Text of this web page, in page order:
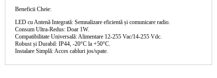
Beneficii Cheie:
LED cu Antenă Integrată: Semnalizare eficientă și comunicare radio.
Consum Ultra-Redus: Doar 1W.
Compatibilitate Universală: Alimentare 12-255 Vac/14-255 Vdc.
Robust și Durabil: IP44, -20°C la +50°C.
Instalare Simplă: Acces cabluri jos/spate.